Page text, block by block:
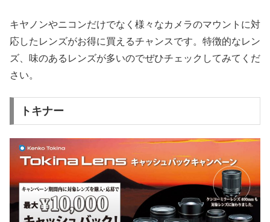
キヤノンやニコンだけでなく様々なカメラのマウントに対
応したレンズがお得に買えるチャンスです。特徴的なレン
ズ、味のあるレンズが多いのでぜひチェックしてみてくだ
さい。
トキナー